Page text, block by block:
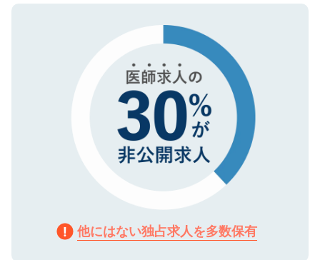
で、機密保持に関してもご安心ください。
ので、まずはご登録ください。
他にはない独占求人を多数保有